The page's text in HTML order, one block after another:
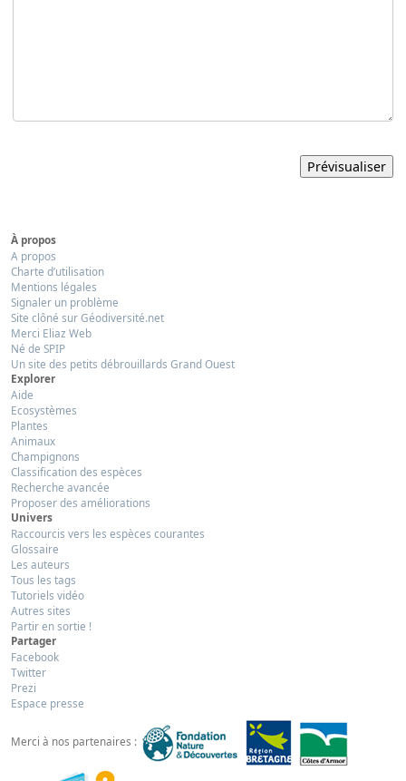
À propos
A propos
Charte d’utilisation
Mentions légales
Signaler un problème
Site clôné sur Géodiversité.net
Merci Eliaz Web
Né de SPIP
Un site des petits débrouillards Grand Ouest
Explorer
Aide
Ecosystèmes
Plantes
Animaux
Champignons
Classification des espèces
Recherche avancée
Proposer des améliorations
Univers
Raccourcis vers les espèces courantes
Glossaire
Les auteurs
Tous les tags
Tutoriels vidéo
Autres sites
Partir en sortie !
Partager
Facebook
Twitter
Prezi
Espace presse
Merci à nos partenaires :